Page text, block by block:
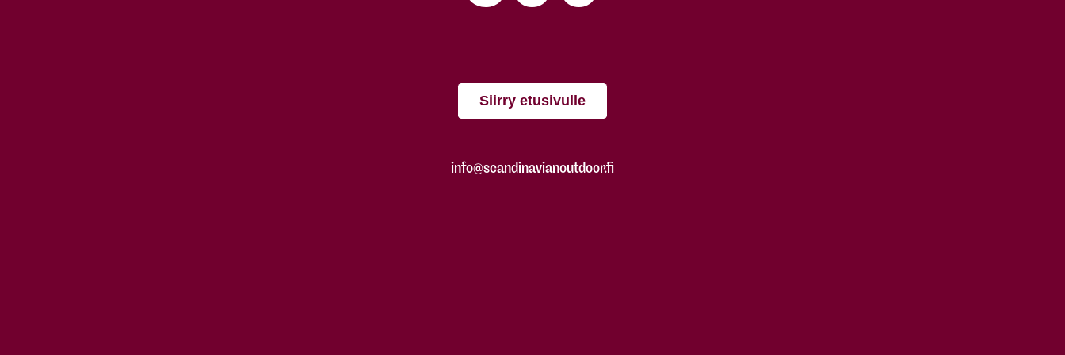
Siirry etusivulle
info@scandinavianoutdoor.fi